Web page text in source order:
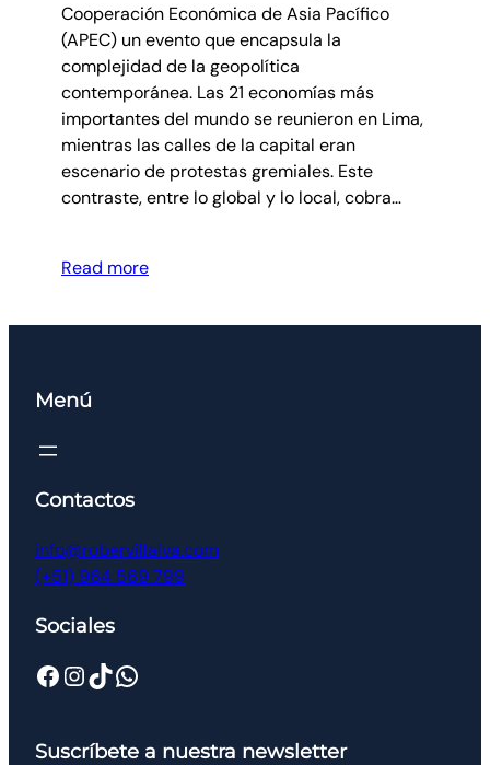
Cooperación Económica de Asia Pacífico
(APEC) un evento que encapsula la
complejidad de la geopolítica
contemporánea. Las 21 economías más
importantes del mundo se reunieron en Lima,
mientras las calles de la capital eran
escenario de protestas gremiales. Este
contraste, entre lo global y lo local, cobra…
Read more
Menú
Contactos
info@robervillalva.com
(+51) 964 569 799
Sociales
Suscríbete a nuestra newsletter